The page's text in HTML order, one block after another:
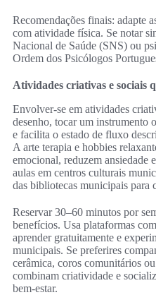
Recomendações finais: adapte
com atividade física. Se notar
Nacional de Saúde (SNS) ou
Ordem dos Psicólogos
Atividades criativas e sociais
Envolver‑se em atividades
desenho, tocar um instrumento
e facilita o estado de fluxo
A arte terapia e hobbies
emocional, reduzem ansiedade
aulas em centros culturais
das bibliotecas municipais para
Reservar 30–60 minutos por
benefícios. Usa plataformas
aprender gratuitamente e
municipais. Se preferires
cerâmica, coros comunitários
combinam criatividade e
bem‑estar.